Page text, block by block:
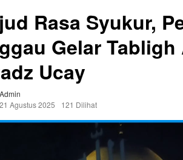
Rasa Syukur,
Gelar
Ucay
Admin
21 Agustus 2025
121 Dilihat